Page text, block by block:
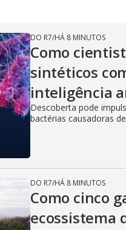
DO R7/HÁ 8 MINUTOS
Como
sintéticos
inteligência
Descoberta pode
bactérias causadoras
DO R7/HÁ 8 MINUTOS
Como cinco
ecossistema